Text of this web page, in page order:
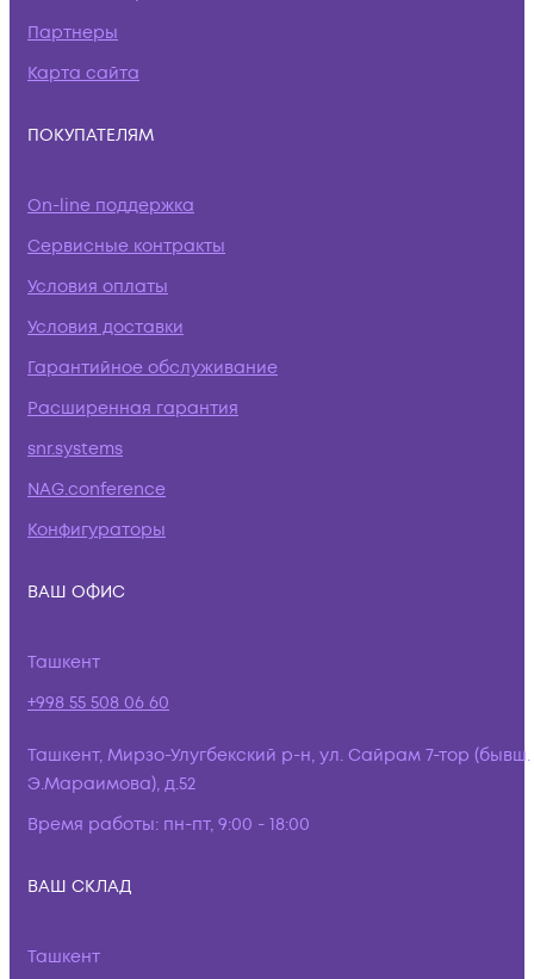
Партнеры
Карта сайта
ПОКУПАТЕЛЯМ
On-line поддержка
Сервисные контракты
Условия оплаты
Условия доставки
Гарантийное обслуживание
Расширенная гарантия
snr.systems
NAG.conference
Конфигураторы
ВАШ ОФИС
Ташкент
+998 55 508 06 60
Ташкент, Мирзо-Улугбекский р-н, ул. Сайрам 7-тор (бывш.
Э.Мараимова), д.52
Время работы: пн-пт, 9:00 - 18:00
ВАШ СКЛАД
Ташкент